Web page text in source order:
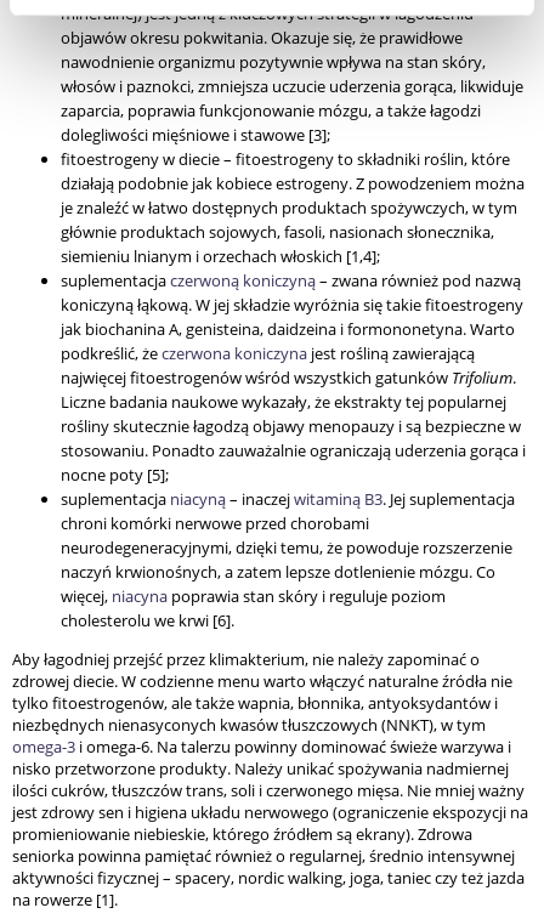
mineralnej) jest jedną z kluczowych strategii w łagodzeniu
objawów okresu pokwitania. Okazuje się, że prawidłowe
nawodnienie organizmu pozytywnie wpływa na stan skóry,
włosów i paznokci, zmniejsza uczucie uderzenia gorąca, likwiduje
zaparcia, poprawia funkcjonowanie mózgu, a także łagodzi
dolegliwości mięśniowe i stawowe [3];
fitoestrogeny w diecie – fitoestrogeny to składniki roślin, które
działają podobnie jak kobiece estrogeny. Z powodzeniem można
je znaleźć w łatwo dostępnych produktach spożywczych, w tym
głównie produktach sojowych, fasoli, nasionach słonecznika,
siemieniu lnianym i orzechach włoskich [1,4];
suplementacjaczerwoną koniczyną– zwana również pod nazwą
koniczyną łąkową. W jej składzie wyróżnia się takie fitoestrogeny
jak biochanina A, genisteina, daidzeina i formononetyna. Warto
podkreślić, żeczerwona koniczyna jest rośliną zawierającą
najwięcej fitoestrogenów wśród wszystkich gatunków Trifolium.
Liczne badania naukowe wykazały, że ekstrakty tej popularnej
rośliny skutecznie łagodzą objawy menopauzy i są bezpieczne w
stosowaniu. Ponadto zauważalnie ograniczają uderzenia gorąca i
nocne poty [5];
suplementacja niacyną– inaczejwitaminą B3. Jej suplementacja
chroni komórki nerwowe przed chorobami
neurodegeneracyjnymi, dzięki temu, że powoduje rozszerzenie
naczyń krwionośnych, a zatem lepsze dotlenienie mózgu. Co
więcej, niacyna poprawia stan skóry i reguluje poziom
cholesterolu we krwi [6].
Aby łagodniej przejść przez klimakterium, nie należy zapominać o
zdrowej diecie. W codzienne menu warto włączyć naturalne źródła nie
tylko fitoestrogenów, ale także wapnia, błonnika, antyoksydantów i
niezbędnych nienasyconych kwasów tłuszczowych (NNKT), w tym
omega-3 i omega-6. Na talerzu powinny dominować świeże warzywa i
nisko przetworzone produkty. Należy unikać spożywania nadmiernej
ilości cukrów, tłuszczów trans, soli i czerwonego mięsa. Nie mniej ważny
jest zdrowy sen i higiena układu nerwowego (ograniczenie ekspozycji na
promieniowanie niebieskie, którego źródłem są ekrany). Zdrowa
seniorka powinna pamiętać również o regularnej, średnio intensywnej
aktywności fizycznej – spacery, nordic walking, joga, taniec czy też jazda
na rowerze [1].